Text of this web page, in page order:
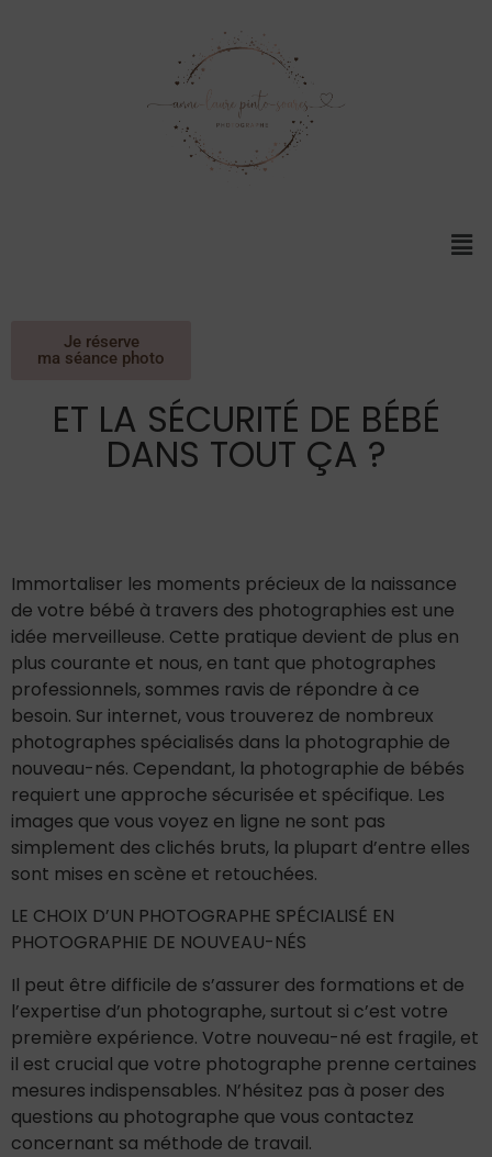
Je réserve
ma séance photo
ET LA SÉCURITÉ DE BÉBÉ
DANS TOUT ÇA ?
Immortaliser les moments précieux de la naissance
de votre bébé à travers des photographies est une
idée merveilleuse. Cette pratique devient de plus en
plus courante et nous, en tant que photographes
professionnels, sommes ravis de répondre à ce
besoin. Sur internet, vous trouverez de nombreux
photographes spécialisés dans la photographie de
nouveau-nés. Cependant, la photographie de bébés
requiert une approche sécurisée et spécifique. Les
images que vous voyez en ligne ne sont pas
simplement des clichés bruts, la plupart d’entre elles
sont mises en scène et retouchées.
LE CHOIX D’UN PHOTOGRAPHE SPÉCIALISÉ EN
PHOTOGRAPHIE DE NOUVEAU-NÉS
Il peut être difficile de s’assurer des formations et de
l’expertise d’un photographe, surtout si c’est votre
première expérience. Votre nouveau-né est fragile, et
il est crucial que votre photographe prenne certaines
mesures indispensables. N’hésitez pas à poser des
questions au photographe que vous contactez
concernant sa méthode de travail.